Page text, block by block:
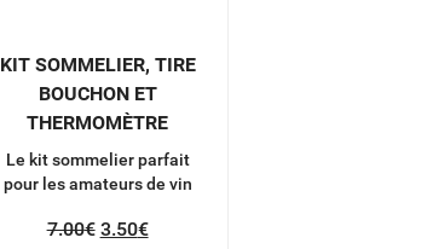
KIT SOMMELIER, TIRE
BOUCHON ET
THERMOMÈTRE
Le kit sommelier parfait
pour les amateurs de vin
7.00€ 3.50€